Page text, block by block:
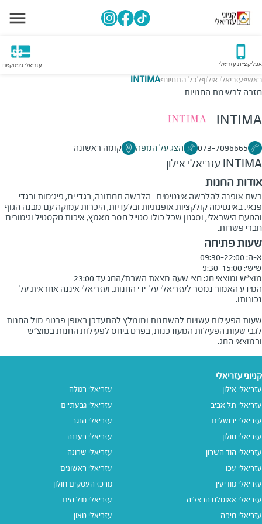
אפליקציית עזריאלי עזריאלי גיפטקארד
ראשי>עזריאלי אילון>לכל החנויות>
INTIMA
חזרה לרשימת החנויות
INTIMA
073-7096665 הצג על המפה קומה ראשונה
INTIMA עזריאלי אילון
אודות החנות
רשת אופנה להלבשה אינטימית- הלבשה תחתונה, בגדי ים, פיג'מות ובגדי
פנאי. באינטימה קולקציות אופנתיות ובלעדיות, היכרות עמוקה עם מבנה הגוף
והטעם הישראלי, וסגנון שכל כולו סטייל חסר מאמץ, איכות טקסטיל וגימורים
חברי פשרות.
שעות פתיחה
מוצ״ש ומוצאי חג: חצי שעה מצאת השבת/החג עד 23:00
המידע האמור נמסר לעזריאלי על-ידי החנות, ועזריאלי איננה אחראית על
שעות הפעילות עשויות להשתנות ומומלץ להתעדכן באופן פרטני מול החנות
לגבי שעות הפעילות המעודכנות, בפרט ביחס לפעילות החנות במוצ"ש
ובמוצאי החג.
קניוני עזריאלי
עזריאלי אילון
עזריאלי תל אביב
עזריאלי ירושלים
עזריאלי חולון
עזריאלי הוד השרון
עזריאלי עכו
עזריאלי מודיעין
עזריאלי אאוטלט הרצליה
עזריאלי חיפה
עזריאלי רמלה
עזריאלי גבעתיים
עזריאלי הנגב
עזריאלי רעננה
עזריאלי שרונה
עזריאלי ראשונים
מרכז העסקים חולון
עזריאלי מול הים
עזריאלי טאון